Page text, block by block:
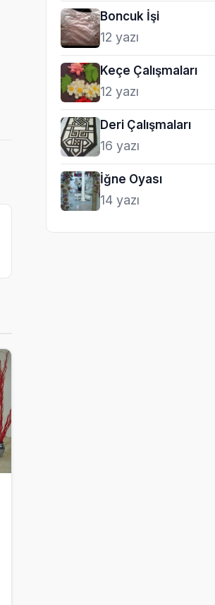
Boncuk İşi
12 yazı
Keçe Çalışmaları
12 yazı
Deri Çalışmaları
16 yazı
İğne Oyası
14 yazı